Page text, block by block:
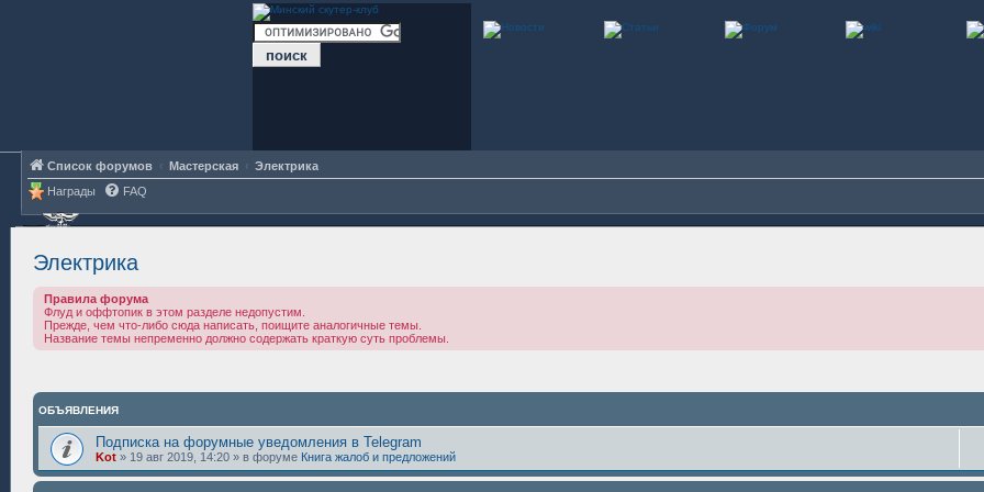
Список форумов Мастерская
Электрика
Награды
FAQ
Электрика
Правила форума
Флуд и оффтопик в этом разделе недопустим.
Прежде, чем что-либо сюда написать, поищите аналогичные темы.
Название темы непременно должно содержать краткую суть проблемы.
ОБЪЯВЛЕНИЯ
Подписка на форумные уведомления в Telegram
Kot » 19 авг 2019, 14:20 » в форуме Книга жалоб и предложений